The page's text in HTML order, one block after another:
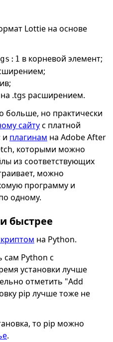
Lottie на основе
в корневой элемент;
.tgs расширением.
больше, но практически
сайтус платной
и плагинам на Adobe After
которыми можно
из соответствующих
можно
программу и
одному.
быстрее
на Python.
сам Python с
установки лучше
отметить "Add
pip лучше тоже не
то pip можно
.